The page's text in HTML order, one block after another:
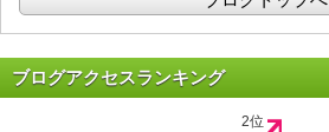
ブログアクセスランキング
2位